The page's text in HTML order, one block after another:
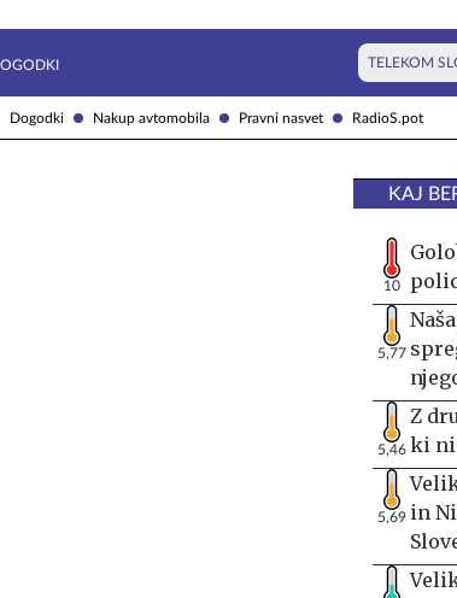
Dogodki Nakup avtomobila Pravni nasvet RadioS.pot
TELEKOM
KAJ
10
5,77
5,46
Z
ki
5,69 in